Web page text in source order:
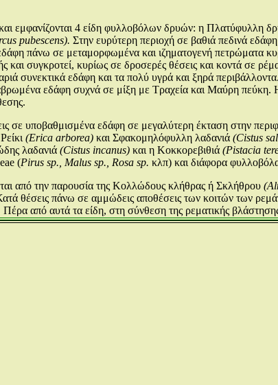
εμφανίζονται 4 είδη φυλλοβόλων δρυών: η Πλατύφυλλη
pubescens). Στην ευρύτερη περιοχή σε βαθιά πεδινά
πάνω σε μεταμορφωμένα και ιζηματογενή πετρώματα
και συγκροτεί, κυρίως σε δροσερές θέσεις και κοντά σε
συνεκτικά εδάφη και τα πολύ υγρά και ξηρά
εδάφη συχνά σε μίξη με Τραχεία και Μαύρη
σε υποβαθμισμένα εδάφη σε μεγαλύτερη έκταση στην
(Erica arborea) και Σφακομηλόφυλλη λαδανιά (Cistus
λαδανιά (Cistus incanus) και η Κοκκορεβιθιά (Pistacia
(Pirus sp., Malus sp., Rosa sp. κλπ) και διάφορα
από την παρουσία της Κολλώδους κλήθρας ή Σκλήθρου
θέσεις πάνω σε αμμώδεις αποθέσεις των κοιτών των
Πέρα από αυτά τα είδη, στη σύνθεση της ρεματικής